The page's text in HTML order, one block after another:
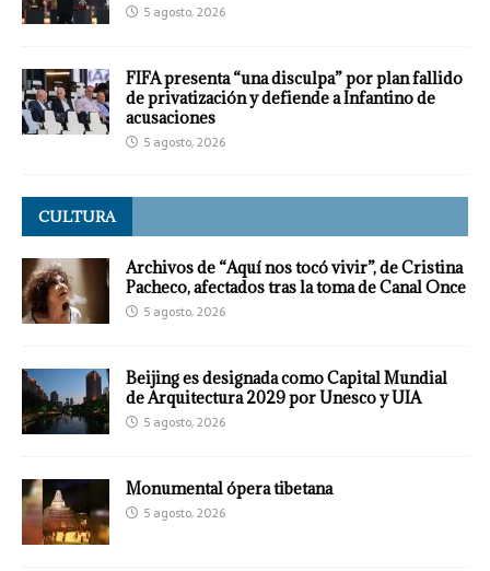
5 agosto, 2026
FIFA presenta “una disculpa” por plan fallido
de privatización y defiende a Infantino de
acusaciones
5 agosto, 2026
CULTURA
Archivos de “Aquí nos tocó vivir”, de Cristina
Pacheco, afectados tras la toma de Canal Once
5 agosto, 2026
Beijing es designada como Capital Mundial
de Arquitectura 2029 por Unesco y UIA
5 agosto, 2026
Monumental ópera tibetana
5 agosto, 2026